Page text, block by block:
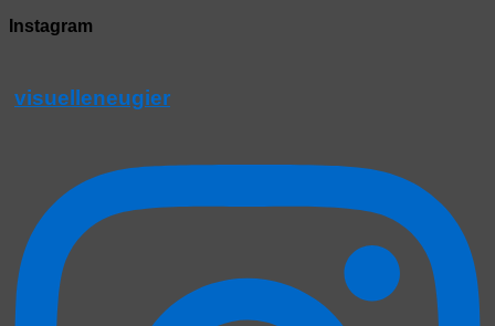
Instagram
visuelleneugier